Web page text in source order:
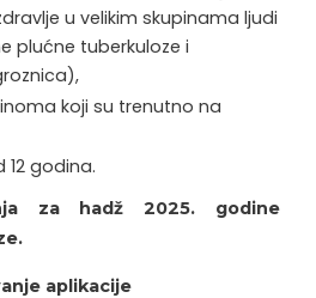
u velikim skupinama ljudi
plućne tuberkuloze i
koji su trenutno na
godina.
za hadž 2025. godine
aplikacije